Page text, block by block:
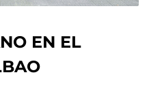
EN EL